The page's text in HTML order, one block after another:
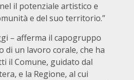
il potenziale artistico e
e del suo territorio.”
– afferma il capogruppo
di un lavoro corale, che ha
il Comune, guidato dal
e la Regione, al cui